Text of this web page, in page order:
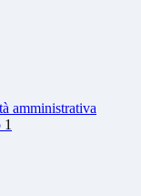
amministrativa
1